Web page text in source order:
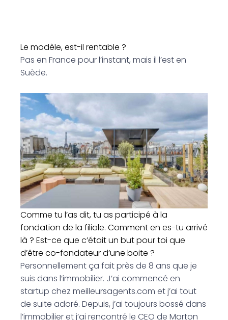
Le modèle, est-il rentable ?
Pas en France pour l’instant, mais il l’est en
Suède.
Comme tu l’as dit, tu as participé à la
fondation de la filiale. Comment en es-tu arrivé
là ? Est-ce que c’était un but pour toi que
d’être co-fondateur d’une boite ?
Personnellement ça fait près de 8 ans que je
suis dans l’immobilier. J’ai commencé en
startup chez meilleursagents.com et j’ai tout
de suite adoré. Depuis, j’ai toujours bossé dans
l’immobilier et j’ai rencontré le CEO de Marton